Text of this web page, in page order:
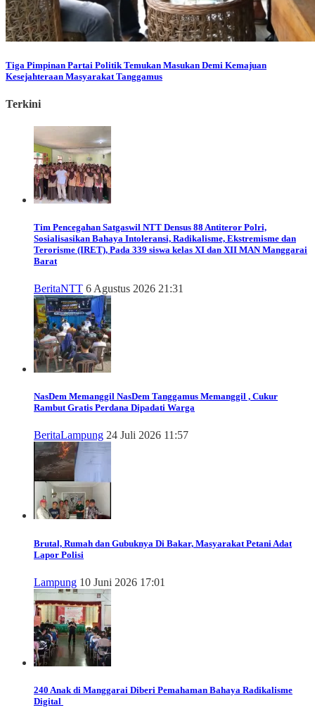
Tiga Pimpinan Partai Politik Temukan Masukan Demi Kemajuan
Kesejahteraan Masyarakat Tanggamus
Terkini
Tim Pencegahan Satgaswil NTT Densus 88 Antiteror Polri,
Sosialisasikan Bahaya Intoleransi, Radikalisme, Ekstremisme dan
Terorisme (IRET), Pada 339 siswa kelas XI dan XII MAN Manggarai
Barat
BeritaNTT 6 Agustus 2026 21:31
NasDem Memanggil NasDem Tanggamus Memanggil , Cukur
Rambut Gratis Perdana Dipadati Warga
BeritaLampung 24 Juli 2026 11:57
Brutal, Rumah dan Gubuknya Di Bakar, Masyarakat Petani Adat
Lapor Polisi
Lampung 10 Juni 2026 17:01
240 Anak di Manggarai Diberi Pemahaman Bahaya Radikalisme
Digital